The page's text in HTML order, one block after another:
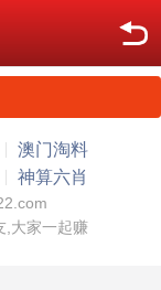
澳门淘料
神算六肖
,大家一起赚